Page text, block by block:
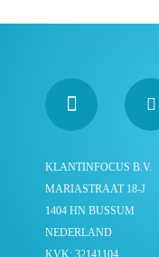
KLANTINFOCUS B.V.
MARIASTRAAT 18-J
1404 HN BUSSUM
NEDERLAND
KVK: 32141104